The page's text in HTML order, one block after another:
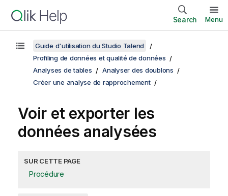
Search Menu
Guide d'utilisation du Studio Talend
Profiling de données et qualité de données
Analyses de tables
Analyser des doublons
Créer une analyse de rapprochement
Voir et exporter les
données analysées
SUR CETTE PAGE
Procédure